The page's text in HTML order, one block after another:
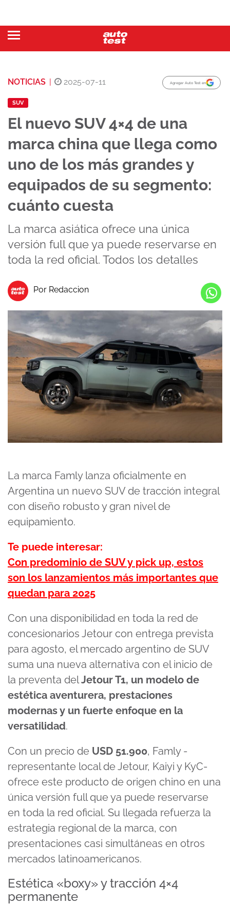
NOTICIAS | 2025-07-11 Agregar Auto Test en
SUV
El nuevo SUV 4×4 de una
marca china que llega como
uno de los más grandes y
equipados de su segmento:
cuánto cuesta
La marca asiática ofrece una única
versión full que ya puede reservarse en
toda la red oficial. Todos los detalles
Por Redaccion
La marca Famly lanza oficialmente en
Argentina un nuevo SUV de tracción integral
con diseño robusto y gran nivel de
equipamiento.
Te puede interesar:
Con predominio de SUV y pick up, estos
son los lanzamientos más importantes que
quedan para 2025
Con una disponibilidad en toda la red de
concesionarios Jetour con entrega prevista
para agosto, el mercado argentino de SUV
suma una nueva alternativa con el inicio de
la preventa delJetour T1, un modelo de
estética aventurera, prestaciones
modernas y un fuerte enfoque en la
versatilidad.
Con un precio de USD 51.900, Famly -
representante local de Jetour, Kaiyi y KyC-
ofrece este producto de origen chino en una
única versión full que ya puede reservarse
en toda la red oficial. Su llegada refuerza la
estrategia regional de la marca, con
presentaciones casi simultáneas en otros
mercados latinoamericanos.
Estética «boxy» y tracción 4×4
permanente